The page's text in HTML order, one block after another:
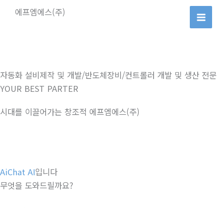
너
뛰
에프엠에스(주)
자동화 설비제작 및 개발/반도체장비/컨트롤러 개발 및 생산 전문
YOUR BEST PARTER
시대를 이끌어가는 창조적 에프엠에스(주)
AiChat AI입니다
무엇을 도와드릴까요?